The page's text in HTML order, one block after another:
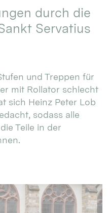
durch die
Servatius
und Treppen für
mit Rollator schlecht
sich Heinz Peter Lob
sodass alle
Teile in der